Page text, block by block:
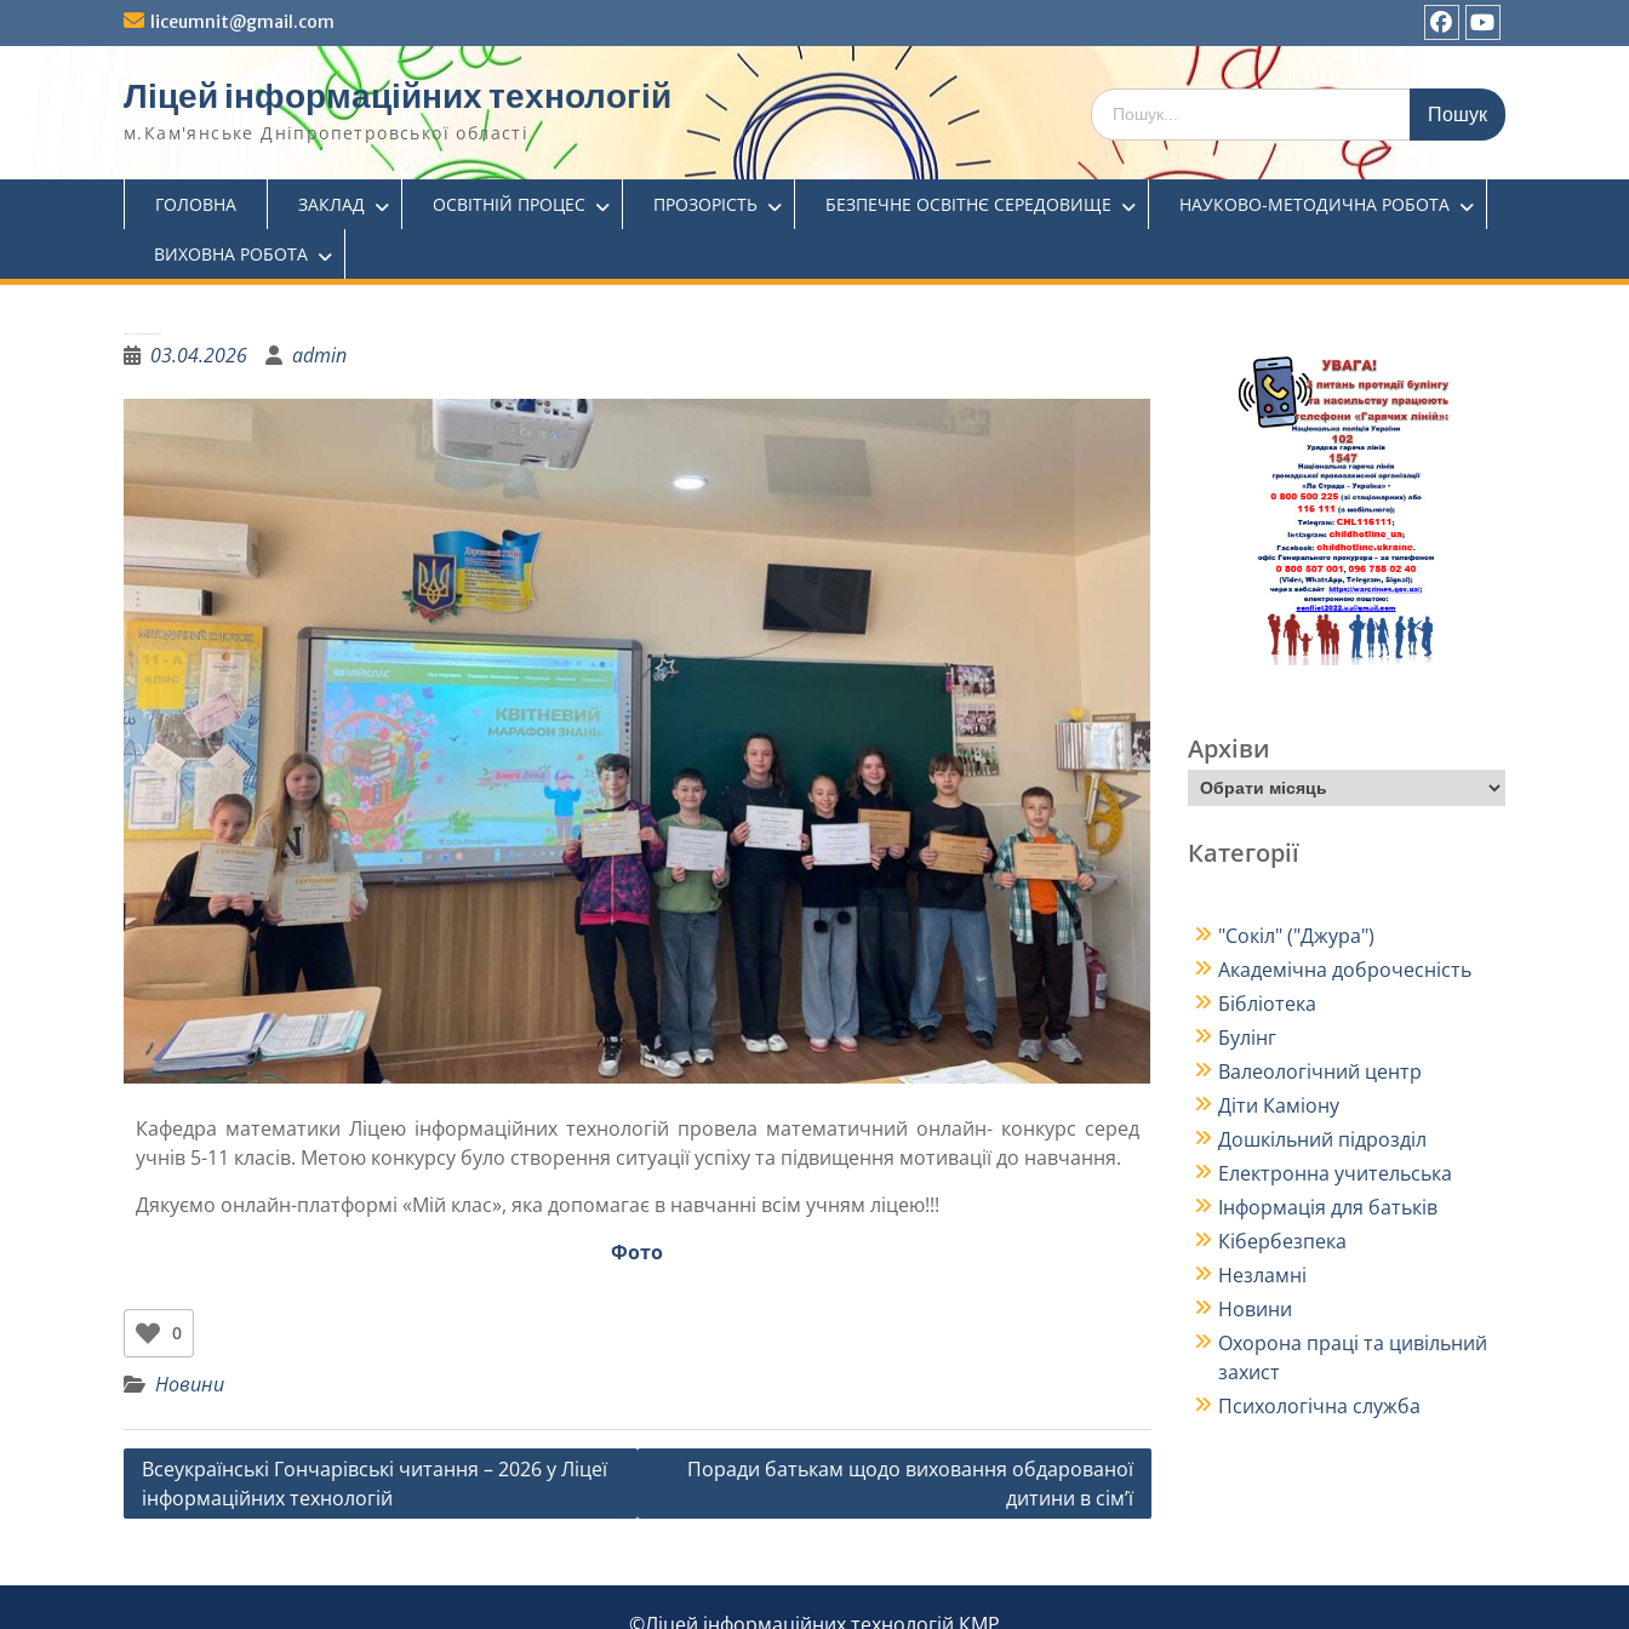
liceumnit@gmail.com
Ліцей інформаційних технологій
м.Кам'янське Дніпропетровської області
ГОЛОВНА ЗАКЛАД ОСВІТНІЙ ПРОЦЕС ПРОЗОРІСТЬ БЕЗПЕЧНЕ ОСВІТНЄ СЕРЕДОВИЩЕ НАУКОВО-МЕТОДИЧНА РОБОТА
ВИХОВНА РОБОТА
03.04.2026 admin
Кафедра математики Ліцею інформаційних технологій провела математичний онлайн- конкурс серед
учнів 5-11 класів. Метою конкурсу було створення ситуації успіху та підвищення мотивації до навчання.
Дякуємо онлайн-платформі «Мій клас», яка допомагає в навчанні всім учням ліцею!!!
Фото
0
Новини
Всеукраїнські Гончарівські читання – 2026 у Ліцеї
інформаційних технологій
Поради батькам щодо виховання обдарованої
дитини в сім’ї
Архіви
Категорії
"Сокіл" ("Джура")
Академічна доброчесність
Бібліотека
Булінг
Валеологічний центр
Діти Каміону
Дошкільний підрозділ
Електронна учительська
Інформація для батьків
Кібербезпека
Незламні
Новини
Охорона праці та цивільний
захист
Психологічна служба